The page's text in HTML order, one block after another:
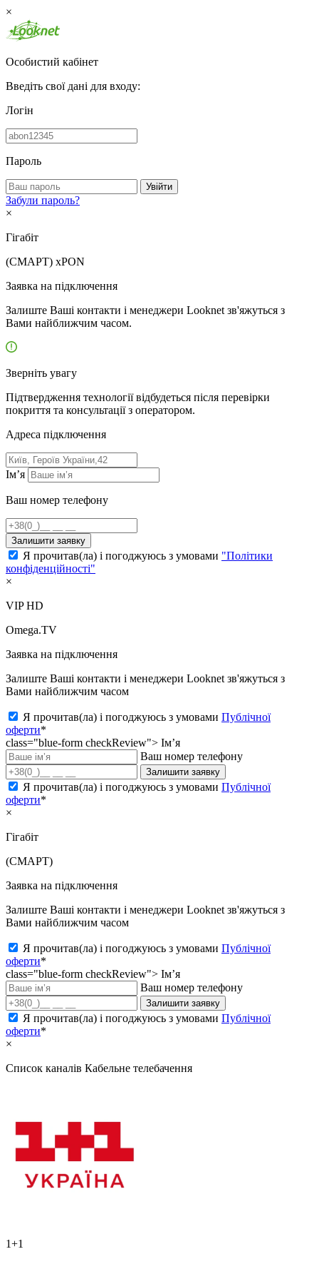
×
Особистий кабінет
Введіть свої дані для входу:
Логін
Пароль
Увійти
Забули пароль?
×
Гігабіт
(СМАРТ) xPON
Заявка на підключення
Залиште Ваші контакти і менеджери Looknet зв'яжуться з
Вами найближчим часом.
Зверніть увагу
Підтвердження технології відбудеться після перевірки
покриття та консультації з оператором.
Адресa підключення
Ім’я
Ваш номер телефону
Залишити заявку
Я прочитав(ла) і погоджуюсь з умовами "Політики
конфіденційності"
×
VIP HD
Omega.TV
Заявка на підключення
Залиште Ваші контакти і менеджери Looknet зв'яжуться з
Вами найближчим часом
Я прочитав(ла) і погоджуюсь з умовами Публічної
оферти*
class="blue-form checkReview"> Ім’я
Ваш номер телефону
Залишити заявку
Я прочитав(ла) і погоджуюсь з умовами Публічної
оферти*
×
Гігабіт
(СМАРТ)
Заявка на підключення
Залиште Ваші контакти і менеджери Looknet зв'яжуться з
Вами найближчим часом
Я прочитав(ла) і погоджуюсь з умовами Публічної
оферти*
class="blue-form checkReview"> Ім’я
Ваш номер телефону
Залишити заявку
Я прочитав(ла) і погоджуюсь з умовами Публічної
оферти*
×
Список каналів Кабельне телебачення
1+1